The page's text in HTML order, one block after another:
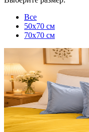
Все
50x70 см
70x70 см